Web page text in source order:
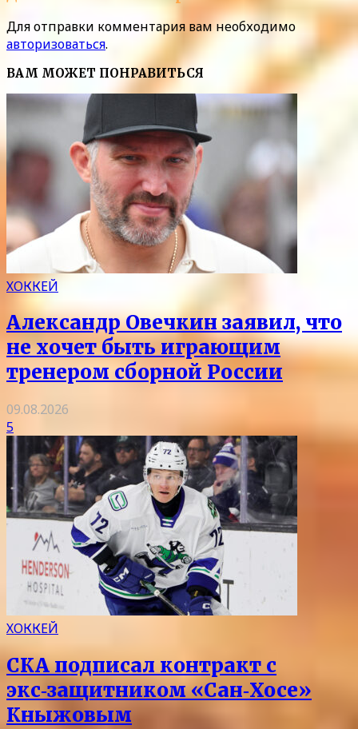
Для отправки комментария вам необходимо
авторизоваться.
ВАМ МОЖЕТ ПОНРАВИТЬСЯ
ХОККЕЙ
Александр Овечкин заявил, что
не хочет быть играющим
тренером сборной России
09.08.2026
5
ХОККЕЙ
СКА подписал контракт с
экс‑защитником «Сан‑Хосе»
Кныжовым